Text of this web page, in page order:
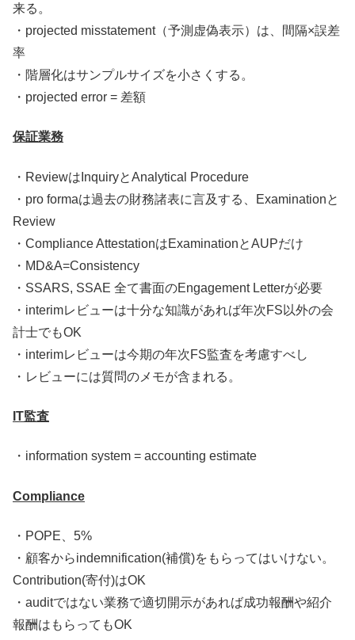
来る。
・projected misstatement（予測虚偽表示）は、間隔×誤差
率
・階層化はサンプルサイズを小さくする。
・projected error = 差額
保証業務
・ReviewはInquiryとAnalytical Procedure
・pro formaは過去の財務諸表に言及する、Examinationと
Review
・Compliance AttestationはExaminationとAUPだけ
・MD&A=Consistency
・SSARS, SSAE 全て書面のEngagement Letterが必要
・interimレビューは十分な知識があれば年次FS以外の会
計士でもOK
・interimレビューは今期の年次FS監査を考慮すべし
・レビューには質問のメモが含まれる。
IT監査
・information system = accounting estimate
Compliance
・POPE、5%
・顧客からindemnification(補償)をもらってはいけない。
Contribution(寄付)はOK
・auditではない業務で適切開示があれば成功報酬や紹介
報酬はもらってもOK